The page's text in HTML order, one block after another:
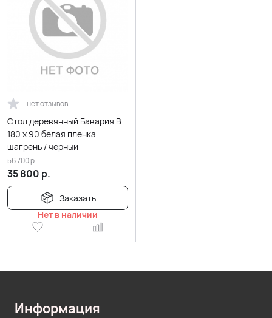
нет отзывов
Стол деревянный Бавария B
180 х 90 белая пленка
шагрень / черный
35 800 р.
56 700р.
Заказать
Нет в наличии
Информация